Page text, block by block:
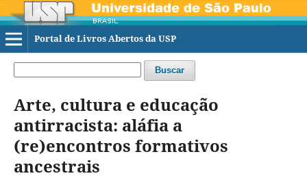
Portal de Livros Abertos da USP
Buscar
Arte, cultura e educação
antirracista: aláfia a
(re)encontros formativos
ancestrais